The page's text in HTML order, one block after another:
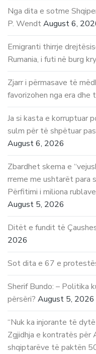
Nga dita e sotme
P. WendtAugust 6,
Emigranti thirrje
Rumania, i futi në burg
Zjarr i përmasave të
favorizohen nga era dhe
Ja si kasta e korruptuar
sulm për të shpëtuar
August 6, 2026
Zbardhet skema e
rreme me ushtarët para
Përfitimi i miliona
August 5, 2026
Ditët e fundit të
2026
Sot dita e 67 e
Sherif Bundo: – Politika
përsëri? August 5, 2026
“Nuk ka injorante të
Zgjidhja e kontratës për
shqiptarëve të paktën